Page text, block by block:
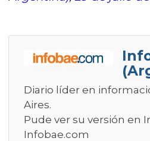
Diario líder en
Aires.
Pude ver su versión en
Infobae.com